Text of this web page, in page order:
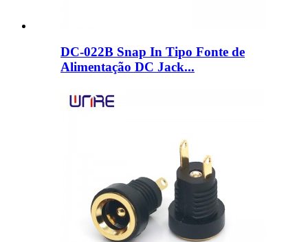
DC-022B Snap In Tipo Fonte de
Alimentação DC Jack...